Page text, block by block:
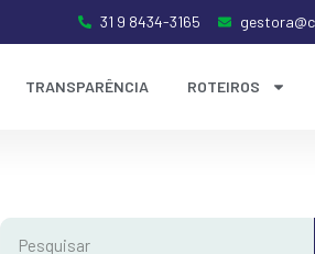
31 9 8434-3165
TRANSPARÊNCIA ROTEIROS